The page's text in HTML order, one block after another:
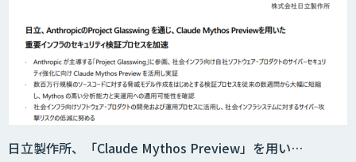
AI Canvas
AI/DX人材育成研修
日立製作所、「Claude Mythos Preview」を用い…